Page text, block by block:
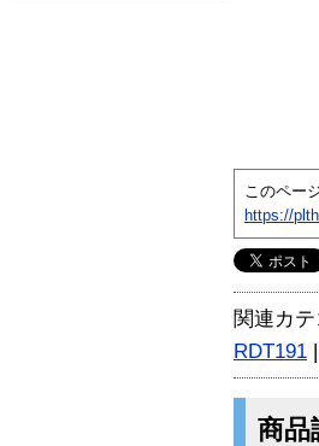
このペー
https://
関連カテ
RDT191 |
商品